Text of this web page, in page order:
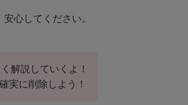
心してください。
解説していくよ！
実に削除しよう！